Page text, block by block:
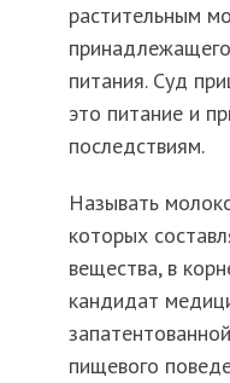
растительным
питания. Суд
это питание и
последствиям.
Называть
которых
вещества, в
кандидат
пищевого